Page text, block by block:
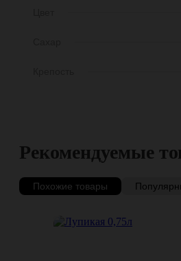
Рекомендуемые
Похожие товары